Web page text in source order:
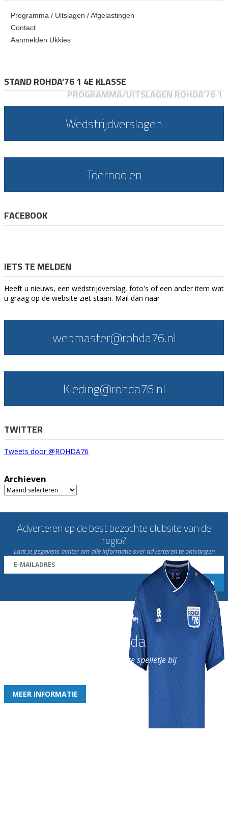
Programma / Uitslagen / Afgelastingen
Contact
Aanmelden Ukkies
STAND ROHDA'76 1 4E KLASSE
PROGRAMMA/UITSLAGEN ROHDA'76 1
Wedstrijdverslagen
Toernooien
FACEBOOK
IETS TE MELDEN
Heeft u nieuws, een wedstrijdverslag, foto's of een ander item wat
u graag op de website ziet staan. Mail dan naar
webmaster@rohda76.nl
Kleding@rohda76.nl
TWITTER
Tweets door @ROHDA76
Archieven
Archieven
Adverteren op de best bezochte clubsite van de
regio?
Laat je gegevens achter om alle informatie over adverteren te ontvangen
Word nu lid van Rohda
en geniet iedere week van het leukste spelletje bij
MEER INFORMATIE